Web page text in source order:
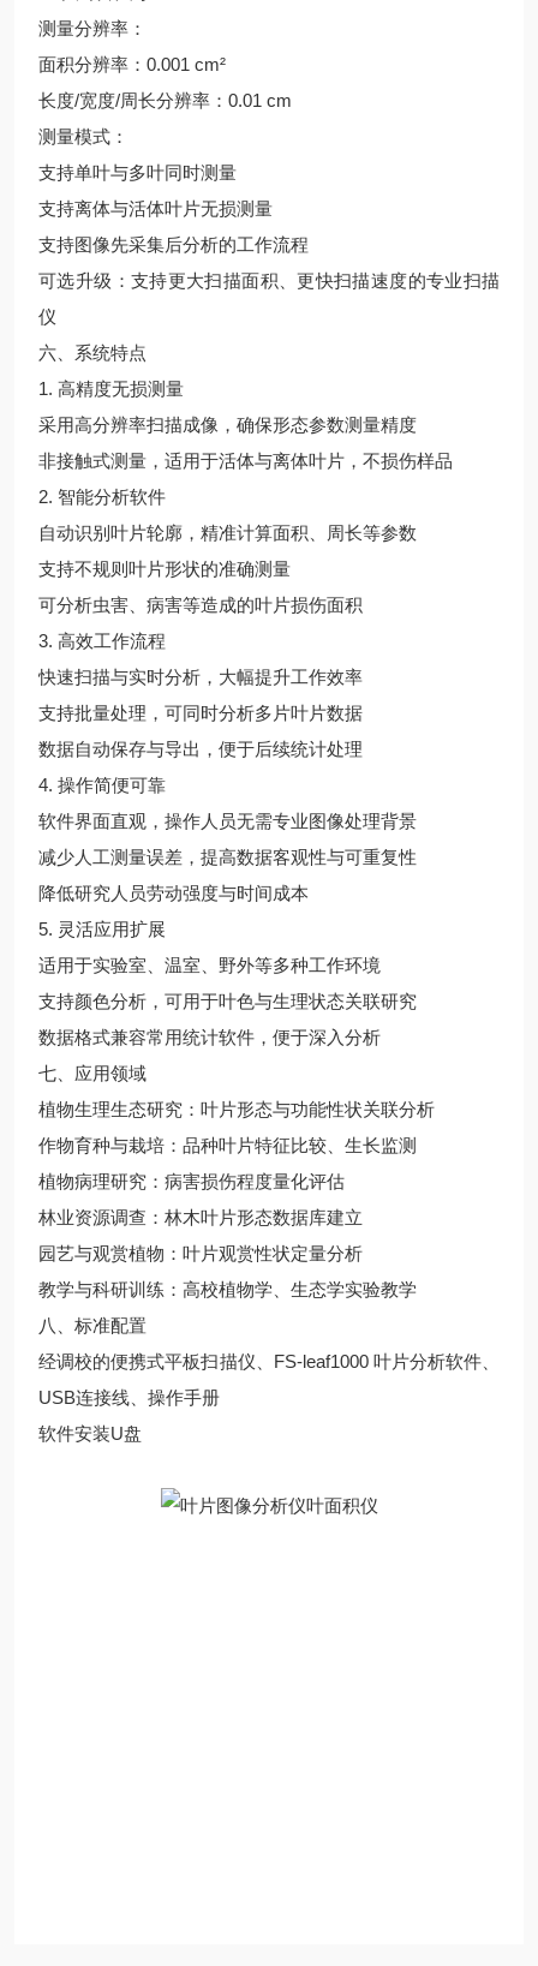
测量分辨率：
面积分辨率：0.001 cm²
长度/宽度/周长分辨率：0.01 cm
测量模式：
支持单叶与多叶同时测量
支持离体与活体叶片无损测量
支持图像先采集后分析的工作流程
可选升级：支持更大扫描面积、更快扫描速度的专业扫描
仪
六、系统特点
1. 高精度无损测量
采用高分辨率扫描成像，确保形态参数测量精度
非接触式测量，适用于活体与离体叶片，不损伤样品
2. 智能分析软件
自动识别叶片轮廓，精准计算面积、周长等参数
支持不规则叶片形状的准确测量
可分析虫害、病害等造成的叶片损伤面积
3. 高效工作流程
快速扫描与实时分析，大幅提升工作效率
支持批量处理，可同时分析多片叶片数据
数据自动保存与导出，便于后续统计处理
4. 操作简便可靠
软件界面直观，操作人员无需专业图像处理背景
减少人工测量误差，提高数据客观性与可重复性
降低研究人员劳动强度与时间成本
5. 灵活应用扩展
适用于实验室、温室、野外等多种工作环境
支持颜色分析，可用于叶色与生理状态关联研究
数据格式兼容常用统计软件，便于深入分析
七、应用领域
植物生理生态研究：叶片形态与功能性状关联分析
作物育种与栽培：品种叶片特征比较、生长监测
植物病理研究：病害损伤程度量化评估
林业资源调查：林木叶片形态数据库建立
园艺与观赏植物：叶片观赏性状定量分析
教学与科研训练：高校植物学、生态学实验教学
八、标准配置
经调校的便携式平板扫描仪、FS-leaf1000 叶片分析软件、
USB连接线、操作手册
软件安装U盘